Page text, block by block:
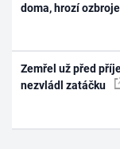
doma, hrozí
Zemřel už před
nezvládl zatáčku